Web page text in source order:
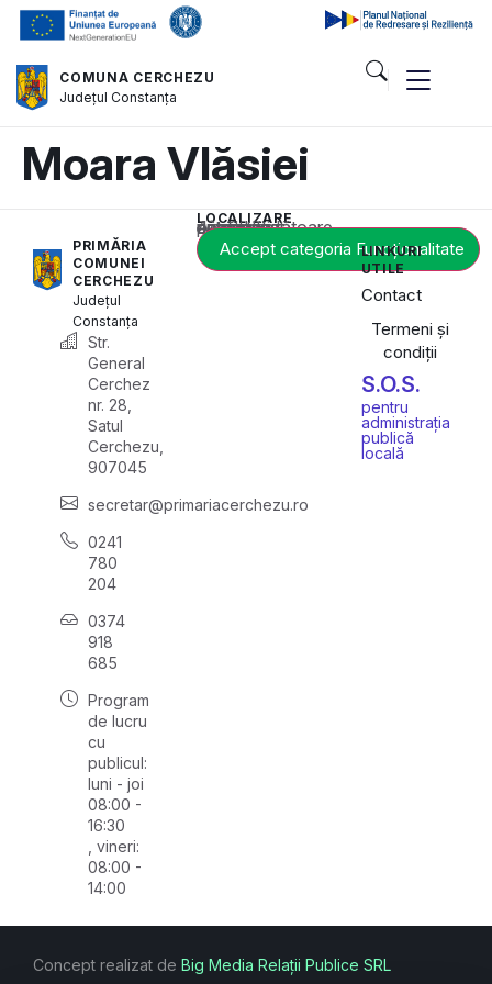
COMUNA CERCHEZU
JudețulConstanța
Moara Vlăsiei
PRIMĂRIA
COMUNEI
CERCHEZU
Județul
Constanța
Str.
General
Cerchez
nr. 28,
Satul
Cerchezu,
907045
secretar@primariacerchezu.ro
0241
780
204
0374
918
685
Program
de lucru
cu
publicul:
luni - joi
08:00 -
16:30
, vineri:
08:00 -
14:00
LOCALIZARE
Acest conținut este blocat până când acceptați categoria corespunzătoare de cookie-uri.
Accept categoria Funcționalitate
LINKURI
UTILE
Contact
Termeni și
condiții
S.O.S.
pentru
administrația
publică
locală
Concept realizat de Big Media Relații Publice SRL